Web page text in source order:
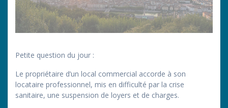
Petite question du jour :
Le propriétaire d’un local commercial accorde à son
locataire professionnel, mis en difficulté par la crise
sanitaire, une suspension de loyers et de charges.